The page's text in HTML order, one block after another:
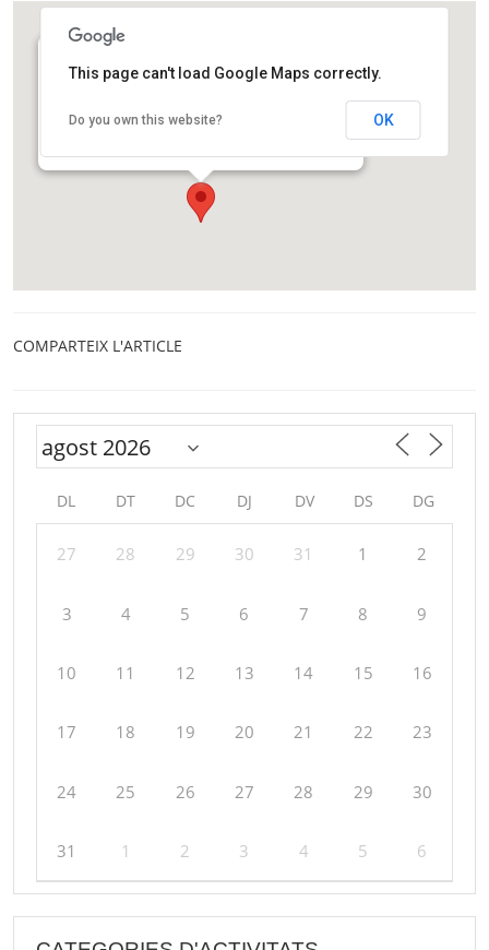
Carrer de Perot Rocaguinarda, 17
This page can't load Google Maps correctly.
Do you own this website? OK
COMPARTEIX L'ARTICLE
DL DT DC DJ DV DS DG
27 28 29 30 31 1 2
3 4 5 6 7 8 9
10 11 12 13 14 15 16
17 18 19 20 21 22 23
24 25 26 27 28 29 30
31 1 2 3 4 5 6